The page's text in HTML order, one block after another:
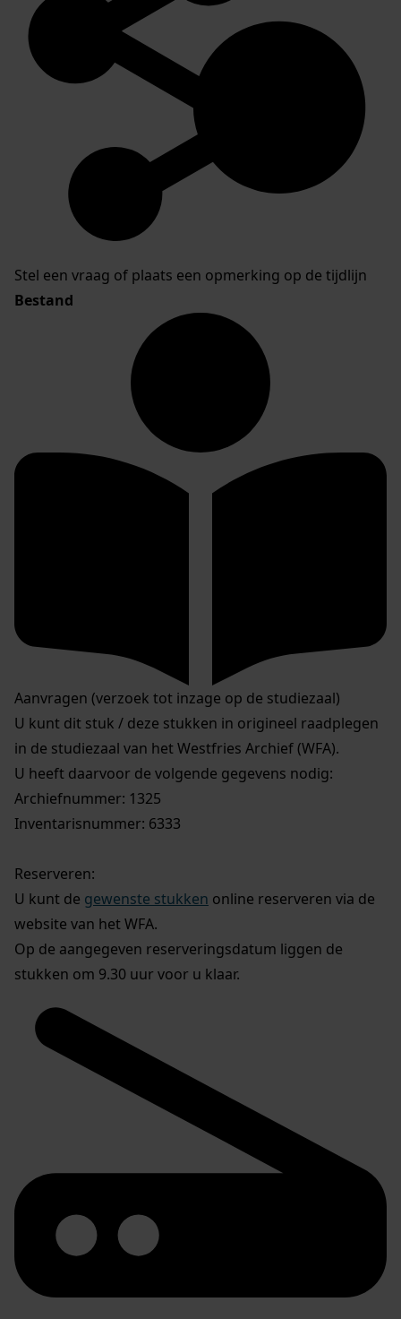
Stel een vraag of plaats een opmerking op de tijdlijn
Bestand
Aanvragen (verzoek tot inzage op de studiezaal)
U kunt dit stuk / deze stukken in origineel raadplegen
in de studiezaal van het Westfries Archief (WFA).
U heeft daarvoor de volgende gegevens nodig:
Archiefnummer: 1325
Inventarisnummer: 6333
Reserveren:
U kunt de gewenste stukken online reserveren via de
website van het WFA.
Op de aangegeven reserveringsdatum liggen de
stukken om 9.30 uur voor u klaar.